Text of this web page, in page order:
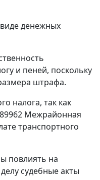
денежных
и пеней, поскольку
штрафа.
налога, так как
89962 Межрайонная
транспортного
повлиять на
судебные акты